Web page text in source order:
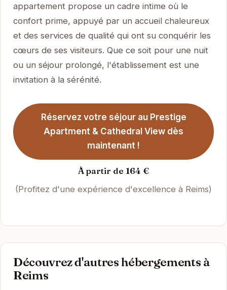
appartement propose un cadre intime où le
confort prime, appuyé par un accueil chaleureux
et des services de qualité qui ont su conquérir les
cœurs de ses visiteurs. Que ce soit pour une nuit
ou un séjour prolongé, l'établissement est une
invitation à la sérénité.
Réservez votre séjour au Prestige
Apartment & Cathedral View dès
maintenant !
À partir de 164 €
(Profitez d'une expérience d'excellence à Reims)
Découvrez d'autres hébergements à
Reims